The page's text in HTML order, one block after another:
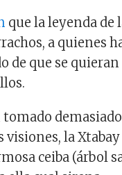
que la leyenda de
a quienes
de que se
la Xtabay
ceiba (árbol